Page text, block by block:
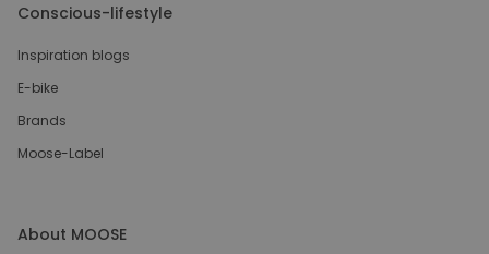
Conscious-lifestyle
Inspiration blogs
E-bike
Brands
Moose-Label
About MOOSE